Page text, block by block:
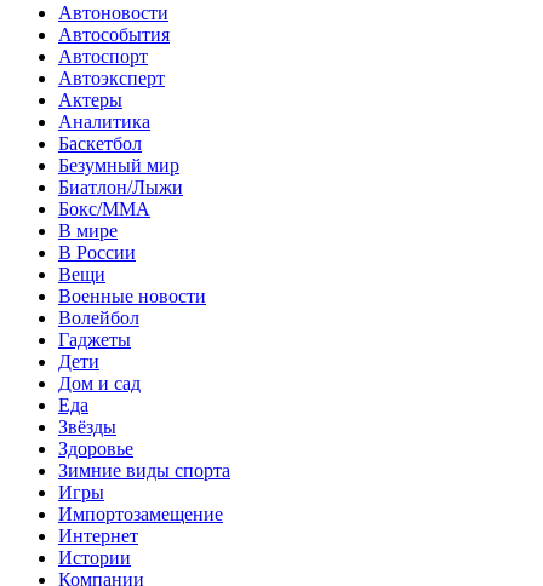
Автоновости
Автособытия
Автоспорт
Автоэксперт
Актеры
Аналитика
Баскетбол
Безумный мир
Биатлон/Лыжи
Бокс/MMA
В мире
В России
Вещи
Военные новости
Волейбол
Гаджеты
Дети
Дом и сад
Еда
Звёзды
Здоровье
Зимние виды спорта
Игры
Импортозамещение
Интернет
Истории
Компании